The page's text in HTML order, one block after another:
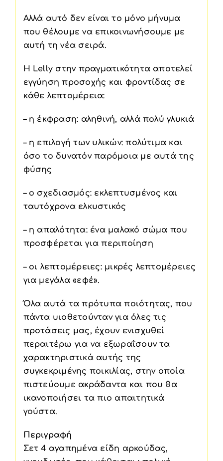
Αλλά αυτό δεν είναι το μόνο μήνυμα
που θέλουμε να επικοινωνήσουμε με
αυτή τη νέα σειρά.
Η Lelly στην πραγματικότητα αποτελεί
εγγύηση προσοχής και φροντίδας σε
κάθε λεπτομέρεια:
– η έκφραση: αληθινή, αλλά πολύ γλυκιά
– η επιλογή των υλικών: πολύτιμα και
όσο το δυνατόν παρόμοια με αυτά της
φύσης
– ο σχεδιασμός: εκλεπτυσμένος και
ταυτόχρονα ελκυστικός
– η απαλότητα: ένα μαλακό σώμα που
προσφέρεται για περιποίηση
– οι λεπτομέρειες: μικρές λεπτομέρειες
για μεγάλα «εφέ».
Όλα αυτά τα πρότυπα ποιότητας, που
πάντα υιοθετούνταν για όλες τις
προτάσεις μας, έχουν ενισχυθεί
περαιτέρω για να εξωραΐσουν τα
χαρακτηριστικά αυτής της
συγκεκριμένης ποικιλίας, στην οποία
πιστεύουμε ακράδαντα και που θα
ικανοποιήσει τα πιο απαιτητικά
γούστα.
Περιγραφή
Σετ 4 αγαπημένα είδη αρκούδας,